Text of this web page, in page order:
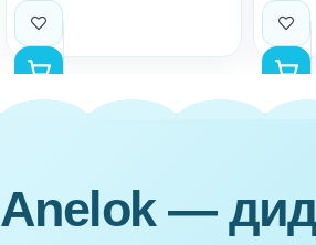
Anelok —